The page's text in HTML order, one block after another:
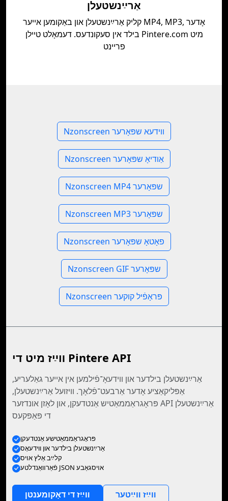
אַרײַנשטעלן
קליק אַרײַנשטעלן און באַקומען אייער MP4, MP3, אָדער
בילד אין סעקונדעס. דעמאָלט טיילן Pintere.com מיט
פריינט
Nzonscreen ווידעא שפּאָרער
Nzonscreen אַודיאָ שפּאָרער
Nzonscreen MP4 שפּאָרער
Nzonscreen MP3 שפּאָרער
Nzonscreen פאָטאָ שפּאָרער
Nzonscreen GIF שפּאָרער
Nzonscreen פּראָפֿיל קוקער
װײַז מיט די Pintere API
אַרײַנשטעלן בילדער און װידעאָ־פֿילמען אין אייער גאַלעריע,
אַפּליקאַציע אָדער אַרבעט־פֿלאָך. װיזועל אַרײַנשטעלן,
פּראָגראַממאַטיש אַנטדעקן, און לאָזן אונדזער API אַרײַנשטעלן
די פּאַפּקעס
פּראָגראַממאַטישע אַנטדעקן
אַרײַנשטעלן בילדער און ווידעאָס
קלײַב אַלץ אױס
פֿאַרװאַנדלטע JSON אױסגאַבע
װײַז די דאָקומענטן װײַז װײַטער